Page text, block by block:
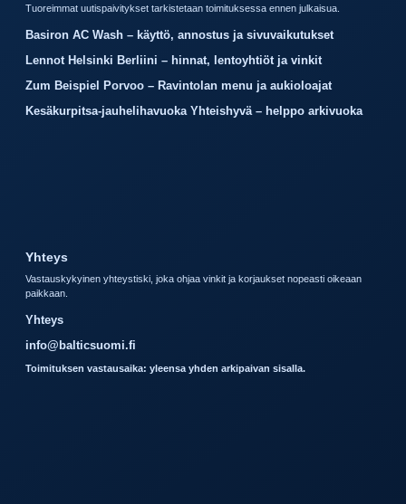
Tuoreimmat uutispaivitykset tarkistetaan toimituksessa ennen julkaisua.
Basiron AC Wash – käyttö, annostus ja sivuvaikutukset
Lennot Helsinki Berliini – hinnat, lentoyhtiöt ja vinkit
Zum Beispiel Porvoo – Ravintolan menu ja aukioloajat
Kesäkurpitsa-jauhelihavuoka Yhteishyvä – helppo arkivuoka
Yhteys
Vastauskykyinen yhteystiski, joka ohjaa vinkit ja korjaukset nopeasti oikeaan
paikkaan.
Yhteys
info@balticsuomi.fi
Toimituksen vastausaika: yleensa yhden arkipaivan sisalla.